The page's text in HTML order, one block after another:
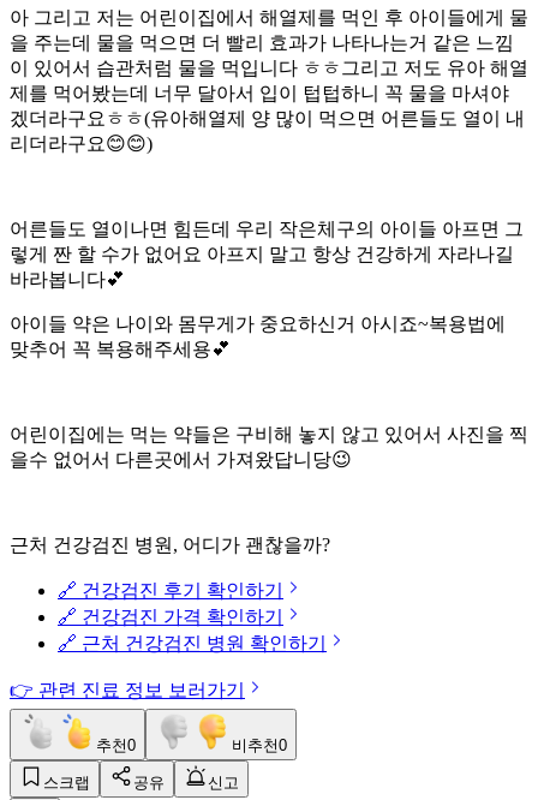
아 그리고 저는 어린이집에서 해열제를 먹인 후 아이들에게 물
을 주는데 물을 먹으면 더 빨리 효과가 나타나는거 같은 느낌
이 있어서 습관처럼 물을 먹입니다 ㅎㅎ그리고 저도 유아 해열
제를 먹어봤는데 너무 달아서 입이 텁텁하니 꼭 물을 마셔야
겠더라구요ㅎㅎ(유아해열제 양 많이 먹으면 어른들도 열이 내
리더라구요😊😊)
어른들도 열이나면 힘든데 우리 작은체구의 아이들 아프면 그
렇게 짠 할 수가 없어요 아프지 말고 항상 건강하게 자라나길
바라봅니다💕
아이들 약은 나이와 몸무게가 중요하신거 아시죠~복용법에
맞추어 꼭 복용해주세용💕
어린이집에는 먹는 약들은 구비해 놓지 않고 있어서 사진을 찍
을수 없어서 다른곳에서 가져왔답니당😉
근처 건강검진 병원, 어디가 괜찮을까?
🔗 건강검진 후기 확인하기
🔗 건강검진 가격 확인하기
🔗 근처 건강검진 병원 확인하기
👉 관련 진료 정보 보러가기
추천0 비추천0
스크랩 공유 신고